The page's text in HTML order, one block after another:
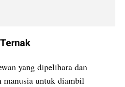
yang dipelihara dan
manusia untuk diambil